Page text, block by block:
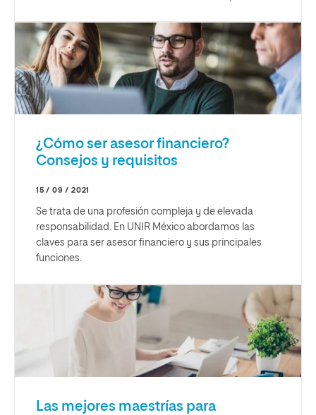
¿Cómo ser asesor financiero?
Consejos y requisitos
15 / 09 / 2021
Se trata de una profesión compleja y de elevada
responsabilidad. En UNIR México abordamos las
claves para ser asesor financiero y sus principales
funciones.
Las mejores maestrías para